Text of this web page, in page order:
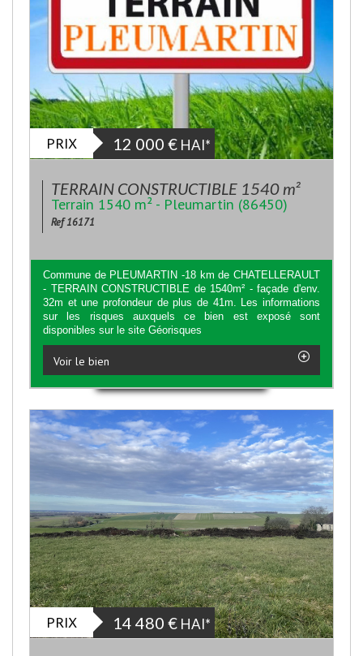
PRIX 12 000 € HAI*
TERRAIN CONSTRUCTIBLE 1540 m²
Terrain 1540 m² - Pleumartin (86450)
Ref 16171
Commune de PLEUMARTIN -18 km de CHATELLERAULT
- TERRAIN CONSTRUCTIBLE de 1540m² - façade d'env.
32m et une profondeur de plus de 41m. Les informations
sur les risques auxquels ce bien est exposé sont
disponibles sur le site Géorisques
Voir le bien
PRIX 14 480 € HAI*